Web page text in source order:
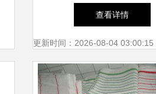
开启 品质生活，优惠
查看详情
更新时间：2026-08-04 03:00:15